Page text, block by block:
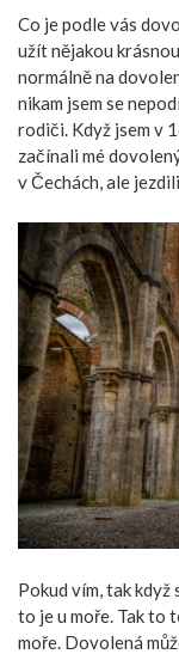
Co je podle vás
užít nějakou
normálně na
nikam jsem se
rodiči. Když jsem v
začínali mé
v Čechách, ale
Pokud vím, tak když
to je u moře. Tak to
moře. Dovolená